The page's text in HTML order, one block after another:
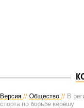
Версия // Общество // В
спорта по борьбе керешу